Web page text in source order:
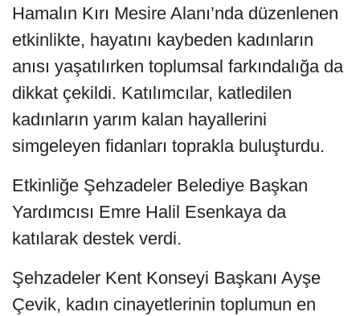
Hamalın Kırı Mesire Alanı’nda düzenlenen
etkinlikte, hayatını kaybeden kadınların
anısı yaşatılırken toplumsal farkındalığa da
dikkat çekildi. Katılımcılar, katledilen
kadınların yarım kalan hayallerini
simgeleyen fidanları toprakla buluşturdu.
Etkinliğe Şehzadeler Belediye Başkan
Yardımcısı Emre Halil Esenkaya da
katılarak destek verdi.
Şehzadeler Kent Konseyi Başkanı Ayşe
Çevik, kadın cinayetlerinin toplumun en